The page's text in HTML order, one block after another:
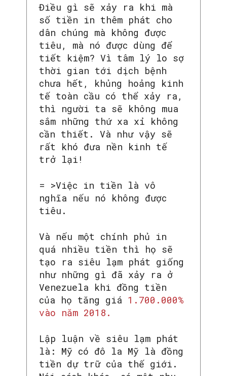
SEARCH...
Điều gì sẽ xảy ra khi mà
số tiền in thêm phát cho
dân chúng mà không được
tiêu, mà nó được dùng để
tiết kiệm? Vì tâm lý lo sợ
thời gian tới dịch bệnh
chưa hết, khủng hoảng kinh
tế toàn cầu có thể xảy ra,
thì người ta sẽ không mua
sắm những thứ xa xỉ không
cần thiết. Và như vậy sẽ
rất khó đưa nền kinh tế
trở lại!
= >Việc in tiền là vô
nghĩa nếu nó không được
tiêu.
Và nếu một chính phủ in
quá nhiều tiền thì họ sẽ
tạo ra siêu lạm phát giống
như những gì đã xảy ra ở
Venezuela khi đồng tiền
của họ tăng giá 1.700.000%
vào năm 2018.
Lập luận về siêu lạm phát
là: Mỹ có đô la Mỹ là đồng
tiền dự trữ của thế giới.